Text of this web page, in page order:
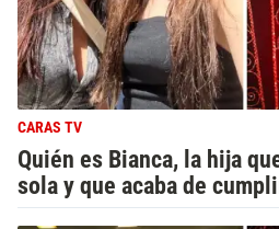
CARAS TV
Quién es Bianca, la hija
sola y que acaba de